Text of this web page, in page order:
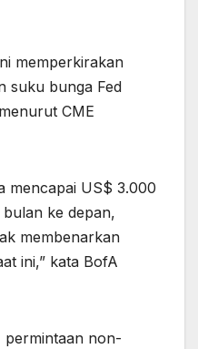
memperkirakan
suku bunga Fed
CME
mencapai US$ 3.000
ke depan,
membenarkan
ini,” kata BofA
permintaan non-